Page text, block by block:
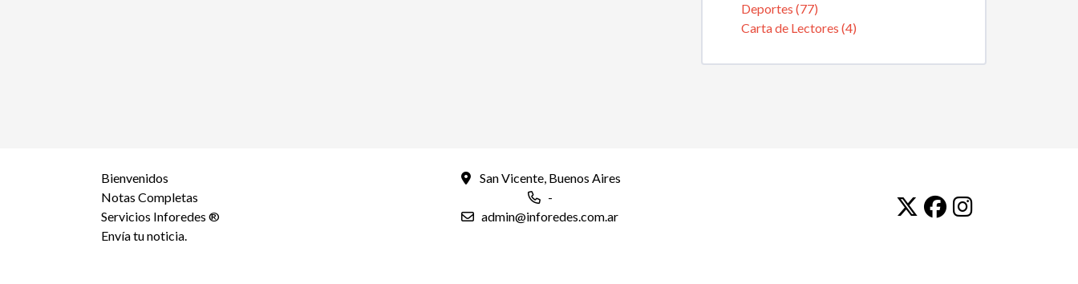
Deportes (77)
Carta de Lectores (4)
Bienvenidos
Notas Completas
Servicios Inforedes ®
Envía tu noticia.
San Vicente, Buenos Aires
-
admin@inforedes.com.ar